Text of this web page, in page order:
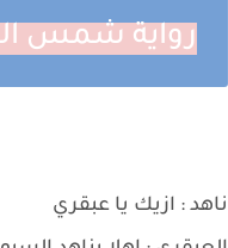
رواية شمس
ناهد : ازيك يا عبقري